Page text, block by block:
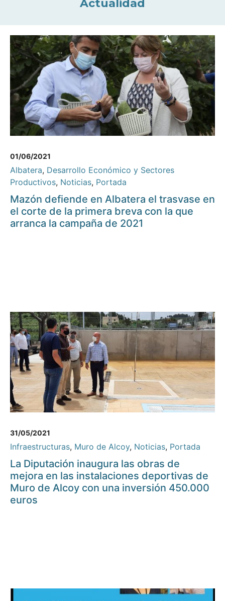
Actualidad
01/06/2021
Albatera, Desarrollo Económico y Sectores
Productivos, Noticias, Portada
Mazón defiende en Albatera el trasvase en
el corte de la primera breva con la que
arranca la campaña de 2021
31/05/2021
Infraestructuras, Muro de Alcoy, Noticias, Portada
La Diputación inaugura las obras de
mejora en las instalaciones deportivas de
Muro de Alcoy con una inversión 450.000
euros